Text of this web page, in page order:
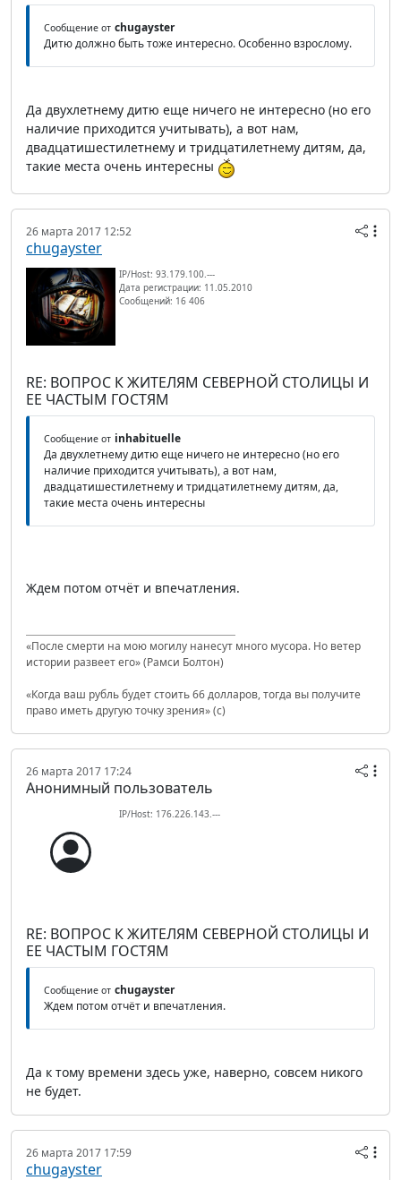
Сообщение от chugayster
Дитю должно быть тоже интересно. Особенно взрослому.
Да двухлетнему дитю еще ничего не интересно (но его
наличие приходится учитывать), а вот нам,
двадцатишестилетнему и тридцатилетнему дитям, да,
такие места очень интересны
26 марта 2017 12:52
chugayster
IP/Host: 93.179.100.---
Дата регистрации: 11.05.2010
Сообщений: 16 406
RE: ВОПРОС К ЖИТЕЛЯМ СЕВЕРНОЙ СТОЛИЦЫ И
ЕЕ ЧАСТЫМ ГОСТЯМ
Сообщение от inhabituelle
Да двухлетнему дитю еще ничего не интересно (но его
наличие приходится учитывать), а вот нам,
двадцатишестилетнему и тридцатилетнему дитям, да,
такие места очень интересны
Ждем потом отчёт и впечатления.
«После смерти на мою могилу нанесут много мусора. Но ветер
истории развеет его» (Рамси Болтон)
«Когда ваш рубль будет стоить 66 долларов, тогда вы получите
право иметь другую точку зрения» (с)
26 марта 2017 17:24
Анонимный пользователь
IP/Host: 176.226.143.---
RE: ВОПРОС К ЖИТЕЛЯМ СЕВЕРНОЙ СТОЛИЦЫ И
ЕЕ ЧАСТЫМ ГОСТЯМ
Сообщение от chugayster
Ждем потом отчёт и впечатления.
Да к тому времени здесь уже, наверно, совсем никого
не будет.
26 марта 2017 17:59
chugayster